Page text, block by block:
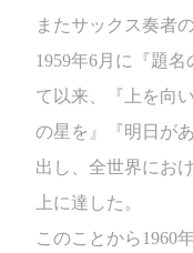
またサックス奏者
1959年6月に『題
て以来、『上を向
の星を』『明日が
出し、全世界にお
上に達した。
このことから1960